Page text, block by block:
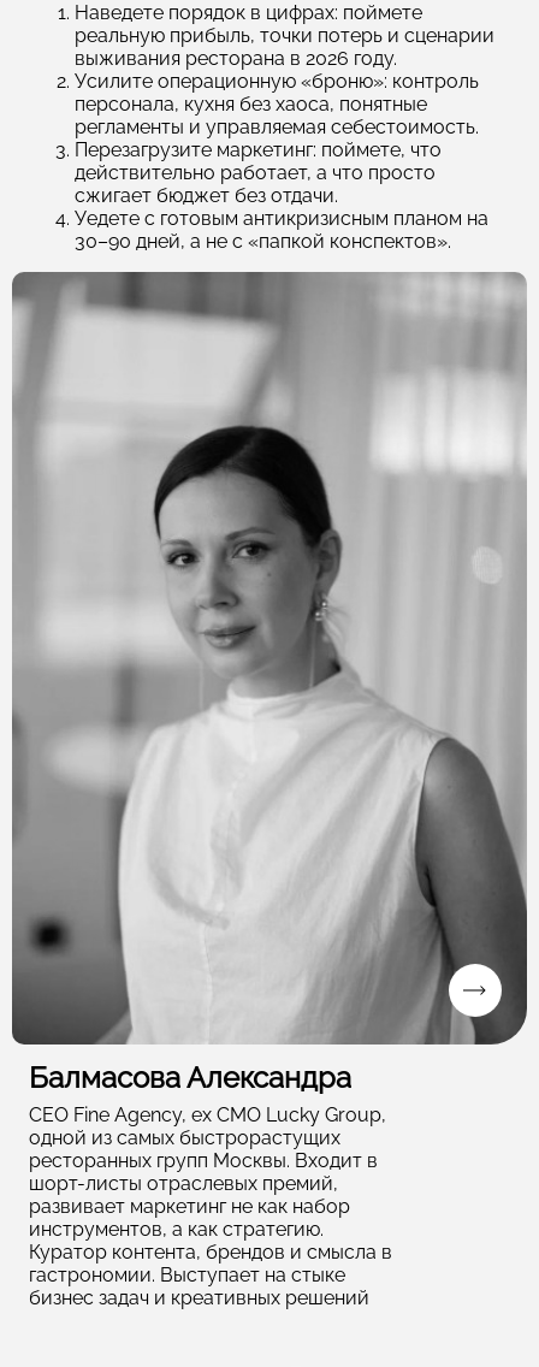
Наведете порядок в цифрах: поймете
реальную прибыль, точки потерь и сценарии
выживания ресторана в 2026 году.
Усилите операционную «броню»: контроль
персонала, кухня без хаоса, понятные
регламенты и управляемая себестоимость.
Перезагрузите маркетинг: поймете, что
действительно работает, а что просто
сжигает бюджет без отдачи.
Уедете с готовым антикризисным планом на
30–90 дней, а не с «папкой конспектов».
Балмасова Александра
CEO Fine Agency, ex CMO Lucky Group,
одной из самых быстрорастущих
ресторанных групп Москвы. Входит в
шорт-листы отраслевых премий,
развивает маркетинг не как набор
инструментов, а как стратегию.
Куратор контента, брендов и смысла в
гастрономии. Выступает на стыке
бизнес задач и креативных решений